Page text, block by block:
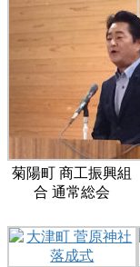
菊陽町 商工振興組
合 通常総会